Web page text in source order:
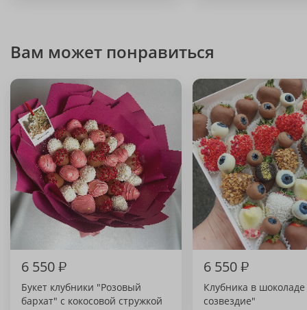
Вам может понравиться
6 550₽
Букет клубники "Розовый
бархат" с кокосовой стружкой
6 550₽
Клубника в
созвездие"